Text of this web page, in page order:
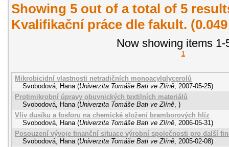
Showing 5 out of a total of 5
Kvalifikační práce dle fakult.
Now showing items 1-
1
Mikrobicidní vlastnosti netradičních monoacylglycerolů
Svobodová, Hana (Univerzita Tomáše Bati ve Zlíně 2007-05-25)
Protimikrobní úpravy obuvnických textilních materiálů
Svobodová, Hana (Univerzita Tomáše Bati ve Zlíně )
Vliv dusíku a fosforu na chemické složení bramborových hlíz
Svobodová, Hana (Univerzita Tomáše Bati ve Zlíně 2006-05-31 )
Posouzení vývoje finanční situace výrobní společnosti pro další
Svobodová, Hana (Univerzita Tomáše Bati ve Zlíně 2005-02-08)